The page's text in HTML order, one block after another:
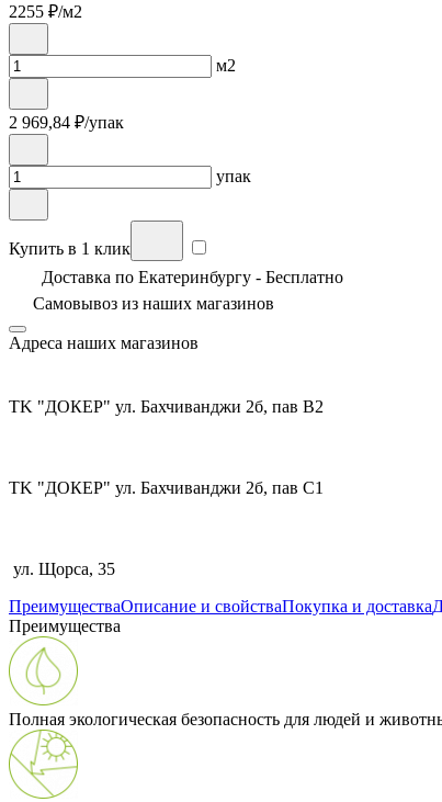
2255 ₽/м2
м2
2 969,84 ₽/упак
упак
Купить в 1 клик
Доставка по Екатеринбургу - Бесплатно
Самовывоз из наших магазинов
Адреса наших магазинов
TK "ДОКЕР" ул. Бахчиванджи 2б, пав В2
TK "ДОКЕР" ул. Бахчиванджи 2б, пав С1
ул. Щорса, 35
ПреимуществаОписание и свойстваПокупка и доставка
Преимущества
Полная экологическая безопасность для людей и